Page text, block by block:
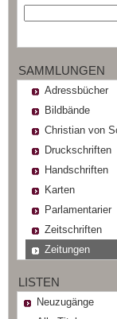
SAMMLUNGEN
Adressbücher
Bildbände
Christian von
Druckschriften
Handschriften
Karten
Parlamentarier
Zeitschriften
Zeitungen
LISTEN
Neuzugänge